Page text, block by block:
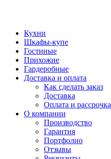
Кухни
Шкафы-купе
Гостиные
Прихожие
Гардеробные
Доставка и оплата
Как сделать заказ
Доставка
Оплата и рассрочка
О компании
Производство
Гарантия
Портфолио
Отзывы